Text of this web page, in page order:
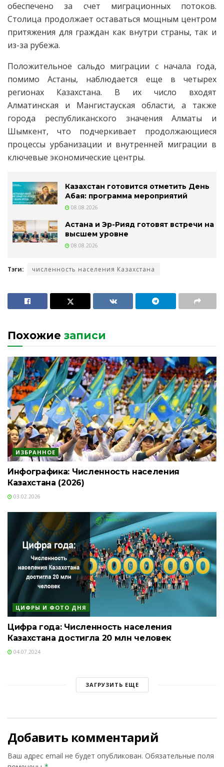
обеспечено за счет миграционных потоков.
Столица продолжает оставаться мощным центром
притяжения для граждан как внутри страны, так и
из-за рубежа.
Положительное сальдо миграции с начала года,
помимо Астаны, наблюдается еще в четырех
регионах Казахстана. В их число входят
Алматинская и Мангистауская области, а также
города республиканского значения Алматы и
Шымкент, что подчеркивает продолжающиеся
процессы урбанизации и внутренней миграции в
ключевые экономические центры.
Казахстан готовится отметить День
Абая: программа мероприятий
08.08.2026
Астана и Эр-Рияд готовят встречи на
высшем уровне
08.08.2026
Тэги: численность населения Казахстана
Похожие записи
ИЗБРАННОЕ
Инфографика: Численность населения
Казахстана (2026)
03.02.2026
ЦИФРЫ И ФОТО ДНЯ
Цифра года: Численность населения
Казахстана достигла 20 млн человек
04.07.2024
ЗАГРУЗИТЬ ЕЩЕ
Добавить комментарий
Ваш адрес email не будет опубликован. Обязательные поля